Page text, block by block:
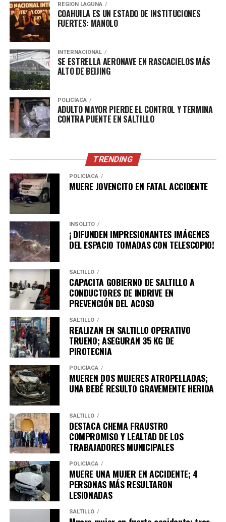
REGION LAGUNA
COAHUILA ES UN ESTADO DE INSTITUCIONES
FUERTES: MANOLO
INTERNACIONAL
SE ESTRELLA AERONAVE EN RASCACIELOS MÁS
ALTO DE BEIJING
POLICÍACA
ADULTO MAYOR PIERDE EL CONTROL Y TERMINA
CONTRA PUENTE EN SALTILLO
TRENDING
POLICÍACA
MUERE JOVENCITO EN FATAL ACCIDENTE
INSÓLITO
¡ DIFUNDEN IMPRESIONANTES IMÁGENES
DEL ESPACIO TOMADAS CON TELESCOPIO!
SALTILLO
CAPACITA GOBIERNO DE SALTILLO A
CONDUCTORES DE INDRIVE EN
PREVENCIÓN DEL ACOSO
SALTILLO
REALIZAN EN SALTILLO OPERATIVO
TRUENO; ASEGURAN 35 KG DE
PIROTECNIA
POLICÍACA
MUEREN DOS MUJERES ATROPELLADAS;
UNA BEBÉ RESULTO GRAVEMENTE HERIDA
SALTILLO
DESTACA CHEMA FRAUSTRO
COMPROMISO Y LEALTAD DE LOS
TRABAJADORES MUNICIPALES
POLICÍACA
MUERE UNA MUJER EN ACCIDENTE; 4
PERSONAS MÁS RESULTARON
LESIONADAS
SALTILLO